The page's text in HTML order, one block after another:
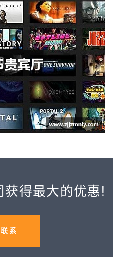
获得最大的优惠!
系